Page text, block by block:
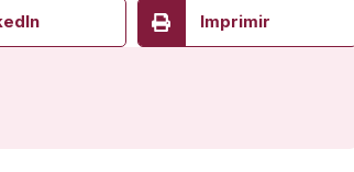
Imprimir